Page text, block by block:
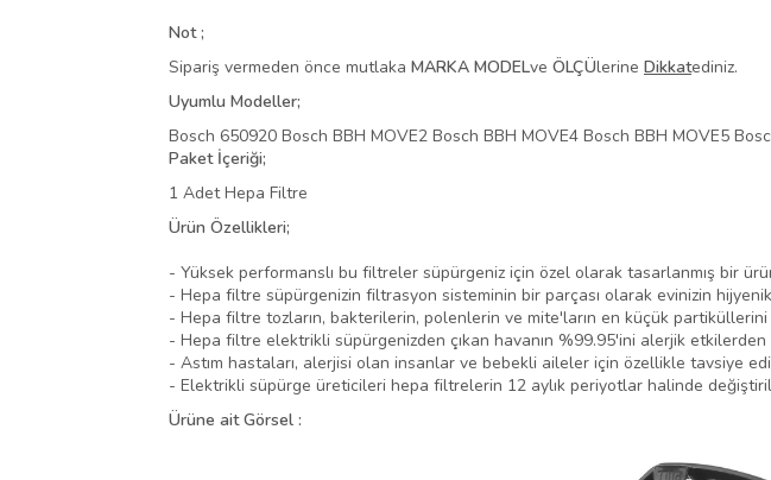
Not ;
Sipariş vermeden önce mutlaka MARKA MODELve ÖLÇÜlerine Dikkatediniz.
Uyumlu Modeller;
Bosch 650920 Bosch BBH MOVE2 Bosch BBH MOVE4 Bosch BBH MOVE5
Paket İçeriği;
1 Adet Hepa Filtre
Ürün Özellikleri;
- Yüksek performanslı bu filtreler süpürgeniz için özel olarak tasarlanmış bir
- Hepa filtre süpürgenizin filtrasyon sisteminin bir parçası olarak evinizin hijyenik
- Hepa filtre tozların, bakterilerin, polenlerin ve mite'ların en küçük
- Hepa filtre elektrikli süpürgenizden çıkan havanın %99.95'ini alerjik etkilerden
- Astım hastaları, alerjisi olan insanlar ve bebekli aileler için özellikle tavsiye
- Elektrikli süpürge üreticileri hepa filtrelerin 12 aylık periyotlar halinde
Ürüne ait Görsel :